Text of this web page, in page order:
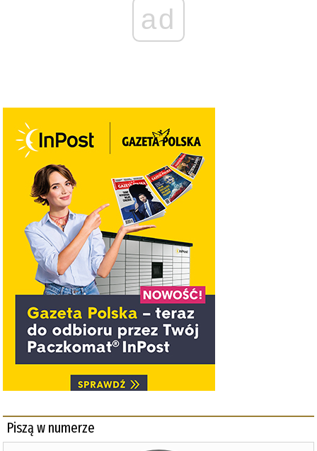
ad
Piszą w numerze